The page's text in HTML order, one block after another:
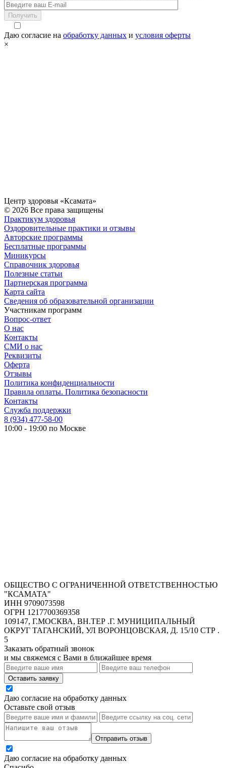
Получить
Даю согласие на обработку данных и условия оферты
×
Центр здоровья «Ксамата»
© 2026 Все права защищены
Практикум здоровья
Оздоровительные практики и отзывы
Авторские программы
Бесплатные программы
Миникурсы
Справочник здоровья
Полезные статьи
Партнерская программа
Карта сайта
Сведения об образовательной организации
Участникам программ
Вопрос-ответ
О нас
Контакты
СМИ о нас
Реквизиты
Оферта
Отзывы
Политика конфиденциальности
Правила оплаты. Политика безопасности
Контакты
Служба поддержки
8 (934) 477-58-00
10:00 - 19:00 по Москве
ОБЩЕСТВО С ОГРАНИЧЕННОЙ ОТВЕТСТВЕННОСТЬЮ
"КСАМАТА"
ИНН 9709073598
ОГРН 1217700369358
109147, Г.МОСКВА, ВН.ТЕР .Г. МУНИЦИПАЛЬНЫЙ
ОКРУГ ТАГАНСКИЙ, УЛ ВОРОНЦОВСКАЯ, Д. 15/10 СТР .
5
Заказать обратный звонок
и мы свяжемся с Вами в ближайшее время
Оставить заявку
Даю согласие на обработку данных
Оставьте свой отзыв
Отправить отзыв
Даю согласие на обработку данных